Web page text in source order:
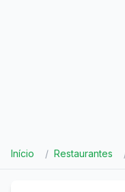
Início / Restaurantes